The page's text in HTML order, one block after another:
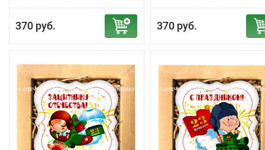
370 руб. 370 руб.